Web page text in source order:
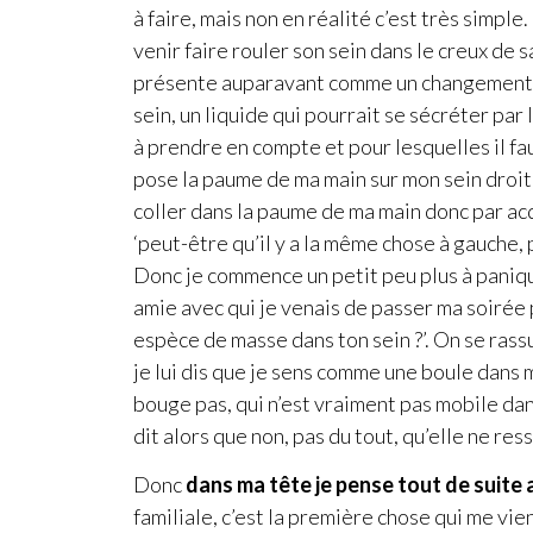
à faire, mais non en réalité c’est très
venir faire rouler son sein dans le creux de
présente auparavant comme un
sein, un liquide qui pourrait se sécréter par
à prendre en compte et pour lesquelles il
pose la paume de ma main sur mon sein
coller dans la paume de ma main donc par
‘peut-être qu’il y a la même chose à
Donc je commence un petit peu plus à
amie avec qui je venais de passer ma
espèce de masse dans ton sein ?’. On se
je lui dis que je sens comme une boule
bouge pas, qui n’est vraiment pas mobile
dit alors que non, pas du tout, qu’elle ne
Doncdans ma tête je pense tout de suite
familiale, c’est la première chose qui me